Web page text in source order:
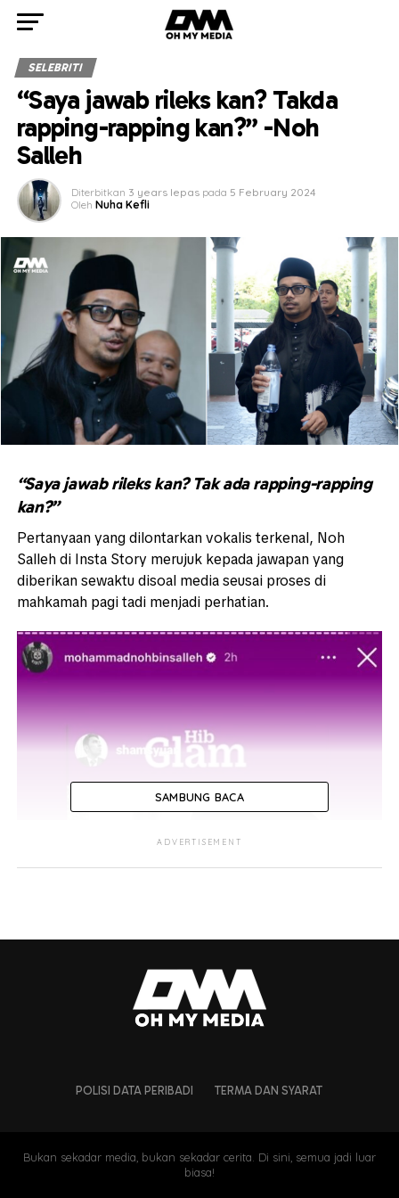
SELEBRITI
“Saya jawab rileks kan? Takda
rapping-rapping kan?” -Noh
Salleh
Diterbitkan 3 years lepas pada 5 February 2024
Oleh Nuha Kefli
“Saya jawab rileks kan? Tak ada rapping-rapping
kan?”
Pertanyaan yang dilontarkan vokalis terkenal, Noh
Salleh di Insta Story merujuk kepada jawapan yang
diberikan sewaktu disoal media seusai proses di
mahkamah pagi tadi menjadi perhatian.
SAMBUNG BACA
ADVERTISEMENT
POLISI DATA PERIBADI TERMA DAN SYARAT
Bukan sekadar media, bukan sekadar cerita. Di sini, semua jadi luar
biasa!